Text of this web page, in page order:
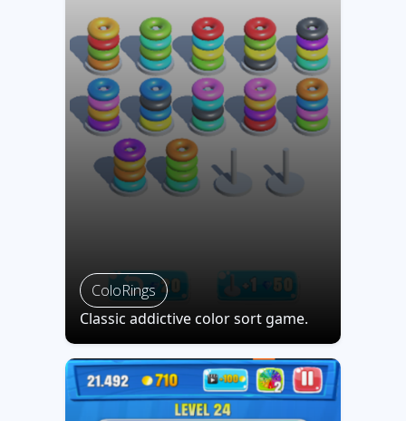
ColoRings
Classic addictive color sort game.